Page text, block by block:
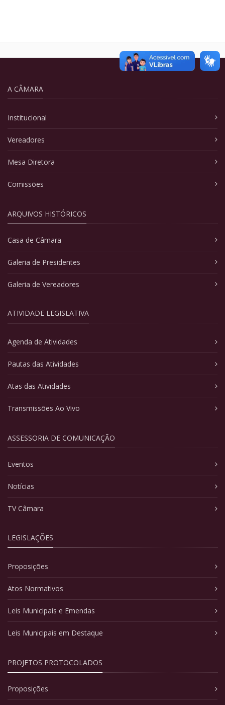
A CÂMARA
Institucional
Vereadores
Mesa Diretora
Comissões
ARQUIVOS HISTÓRICOS
Casa de Câmara
Galeria de Presidentes
Galeria de Vereadores
ATIVIDADE LEGISLATIVA
Agenda de Atividades
Pautas das Atividades
Atas das Atividades
Transmissões Ao Vivo
ASSESSORIA DE COMUNICAÇÃO
Eventos
Notícias
TV Câmara
LEGISLAÇÕES
Proposições
Atos Normativos
Leis Municipais e Emendas
Leis Municipais em Destaque
PROJETOS PROTOCOLADOS
Proposições